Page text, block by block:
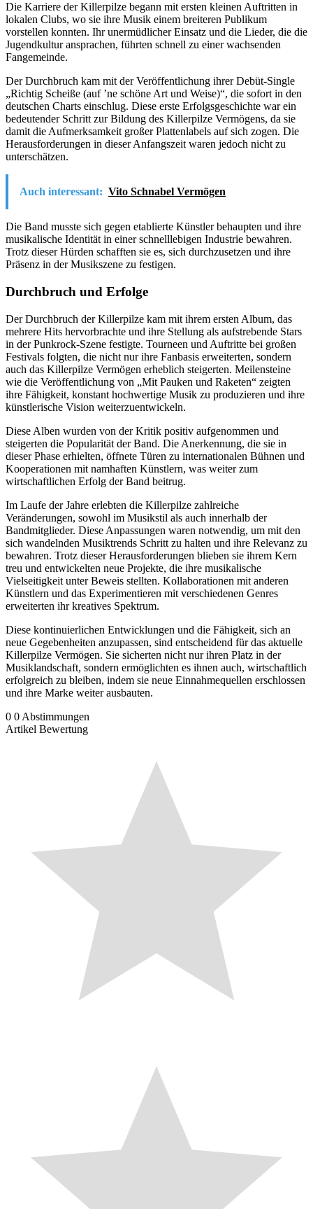
Die Karriere der Killerpilze begann mit ersten kleinen Auftritten in
lokalen Clubs, wo sie ihre Musik einem breiteren Publikum
vorstellen konnten. Ihr unermüdlicher Einsatz und die Lieder, die die
Jugendkultur ansprachen, führten schnell zu einer wachsenden
Fangemeinde.
Der Durchbruch kam mit der Veröffentlichung ihrer Debüt-Single
„Richtig Scheiße (auf ’ne schöne Art und Weise)“, die sofort in den
deutschen Charts einschlug. Diese erste Erfolgsgeschichte war ein
bedeutender Schritt zur Bildung des Killerpilze Vermögens, da sie
damit die Aufmerksamkeit großer Plattenlabels auf sich zogen. Die
Herausforderungen in dieser Anfangszeit waren jedoch nicht zu
unterschätzen.
Auch interessant: Vito Schnabel Vermögen
Die Band musste sich gegen etablierte Künstler behaupten und ihre
musikalische Identität in einer schnelllebigen Industrie bewahren.
Trotz dieser Hürden schafften sie es, sich durchzusetzen und ihre
Präsenz in der Musikszene zu festigen.
Durchbruch und Erfolge
Der Durchbruch der Killerpilze kam mit ihrem ersten Album, das
mehrere Hits hervorbrachte und ihre Stellung als aufstrebende Stars
in der Punkrock-Szene festigte. Tourneen und Auftritte bei großen
Festivals folgten, die nicht nur ihre Fanbasis erweiterten, sondern
auch das Killerpilze Vermögen erheblich steigerten. Meilensteine
wie die Veröffentlichung von „Mit Pauken und Raketen“ zeigten
ihre Fähigkeit, konstant hochwertige Musik zu produzieren und ihre
künstlerische Vision weiterzuentwickeln.
Diese Alben wurden von der Kritik positiv aufgenommen und
steigerten die Popularität der Band. Die Anerkennung, die sie in
dieser Phase erhielten, öffnete Türen zu internationalen Bühnen und
Kooperationen mit namhaften Künstlern, was weiter zum
wirtschaftlichen Erfolg der Band beitrug.
Im Laufe der Jahre erlebten die Killerpilze zahlreiche
Veränderungen, sowohl im Musikstil als auch innerhalb der
Bandmitglieder. Diese Anpassungen waren notwendig, um mit den
sich wandelnden Musiktrends Schritt zu halten und ihre Relevanz zu
bewahren. Trotz dieser Herausforderungen blieben sie ihrem Kern
treu und entwickelten neue Projekte, die ihre musikalische
Vielseitigkeit unter Beweis stellten. Kollaborationen mit anderen
Künstlern und das Experimentieren mit verschiedenen Genres
erweiterten ihr kreatives Spektrum.
Diese kontinuierlichen Entwicklungen und die Fähigkeit, sich an
neue Gegebenheiten anzupassen, sind entscheidend für das aktuelle
Killerpilze Vermögen. Sie sicherten nicht nur ihren Platz in der
Musiklandschaft, sondern ermöglichten es ihnen auch, wirtschaftlich
erfolgreich zu bleiben, indem sie neue Einnahmequellen erschlossen
und ihre Marke weiter ausbauten.
0 0 Abstimmungen
Artikel Bewertung